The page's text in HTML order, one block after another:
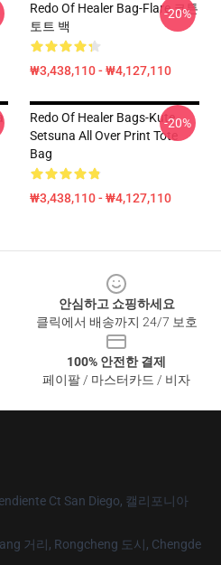
Redo Of Healer Bag-Flare 코튼
토트 백
₩3,438,110 - ₩4,127,110
-20%
Redo Of Healer Bags-Kute
Setsuna All Over Print Tote
Bag
₩3,438,110 - ₩4,127,110
-20%
안심하고 쇼핑하세요
클릭에서 배송까지 24/7 보호
100% 안전한 결제
페이팔 / 마스터카드 / 비자
Ct San Diego, 캘리포니아
거리, Rongcheng 도시, Chengde